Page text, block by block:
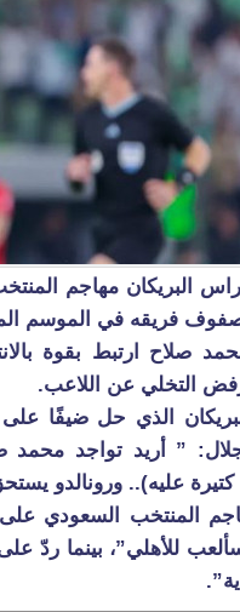
البريكان مهاجم
فريقه في الموسم
صلاح ارتبط بقوة
التخلي عن اللاعب.
الذي حل ضيفًا
” أريد تواجد
عليه).. ورونالدو
المنتخب السعودي
للأهلي”، بينما ردّ